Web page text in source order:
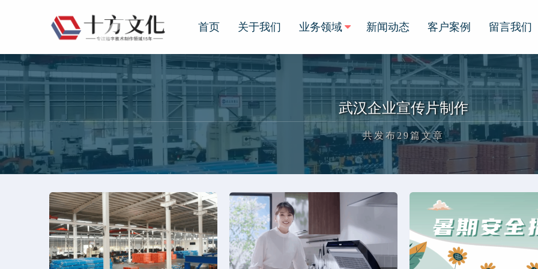
首页 关于我们 业务领域 新闻动态 客户案例 留言我们
首页
关于我们
公司简介 企业文化 人才招聘 留言我们
新闻动态
武汉企业宣传片制作
共发布29篇文章
正在为您加载新内容